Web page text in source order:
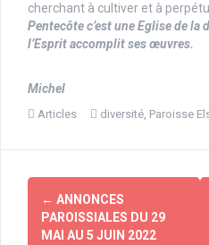
cherchant à cultiver et à
Pentecôte c’est une Eglise de la
l’Esprit accomplit ses œuvres.
Michel
Articles diversité, Paroisse
Navigation
d'article
← ANNONCES
PAROISSIALES DU 29
MAI AU 5 JUIN 2022